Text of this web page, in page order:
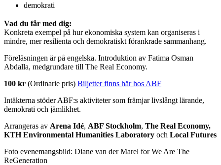
demokrati
Vad du får med dig:
Konkreta exempel på hur ekonomiska system kan organiseras i
mindre, mer resilienta och demokratiskt förankrade sammanhang.
Föreläsningen är på engelska. Introduktion av Fatima Osman
Abdalla, medgrundare till The Real Economy.
100 kr (Ordinarie pris) Biljetter finns här hos ABF
Intäkterna stöder ABF:s aktiviteter som främjar livslångt lärande,
demokrati och jämlikhet.
Arrangeras av Arena Idé, ABF Stockholm, The Real Economy,
KTH Environmental Humanities Laboratory och Local Futures
Foto evenemangsbild: Diane van der Marel for We Are The
ReGeneration